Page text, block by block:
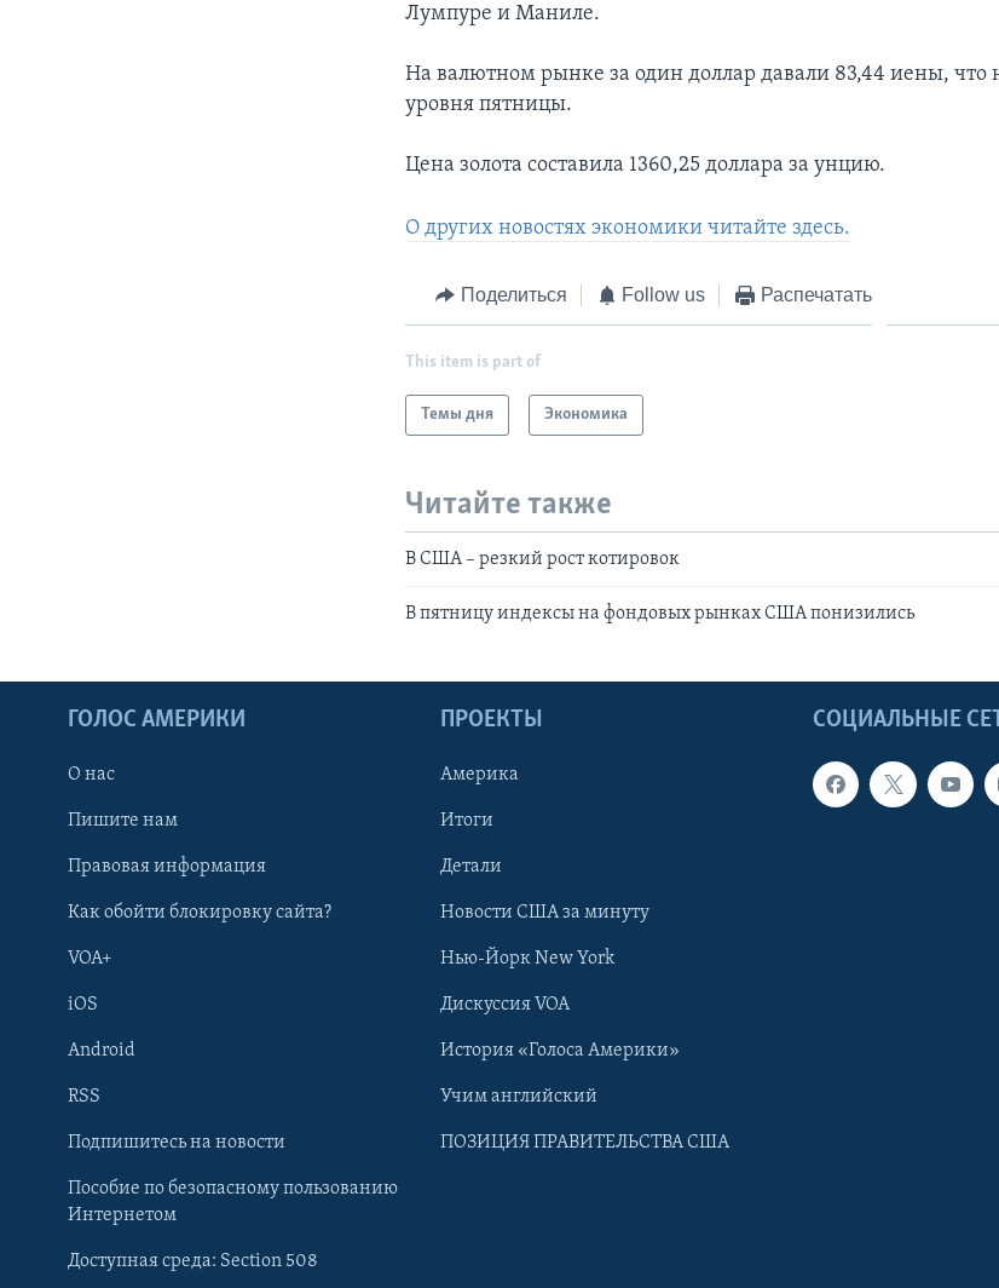
Learning English
Лумпуре и Маниле.
На валютном рынке за один доллар давали 83,44 иены, что
уровня пятницы.
Цена золота составила 1360,25 доллара за унцию.
О других новостях экономики читайте здесь.
Поделиться Follow us Распечатать
This item is part of
Темы дня Экономика
Читайте также
В США – резкий рост котировок
В пятницу индексы на фондовых рынках США понизились
СОЦИАЛЬНЫЕ
ГОЛОС АМЕРИКИ
О нас
Пишите нам
Правовая информация
Как обойти блокировку сайта?
VOA+
iOS
Android
RSS
Подпишитесь на новости
Пособие по безопасному пользованию
Интернетом
Доступная среда: Section 508
ПРОЕКТЫ
Америка
Итоги
Детали
Новости США за минуту
Нью-Йорк New York
Дискуссия VOA
История «Голоса Америки»
Учим английский
ПОЗИЦИЯ ПРАВИТЕЛЬСТВА США